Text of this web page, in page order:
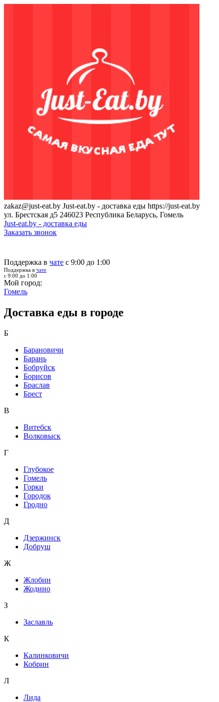
zakaz@just-eat.by Just-eat.by - доставка еды https://just-eat.by
ул. Брестская д5 246023 Республика Беларусь, Гомель
Just-eat.by - доставка еды
Заказать звонок
Поддержка в чате с 9:00 до 1:00
Поддержка в чате
с 9:00 до 1:00
Мой город:
Гомель
Доставка еды в городе
Б
Барановичи
Барань
Бобруйск
Борисов
Браслав
Брест
В
Витебск
Волковыск
Г
Глубокое
Гомель
Горки
Городок
Гродно
Д
Дзержинск
Добруш
Ж
Жлобин
Жодино
З
Заславль
К
Калинковичи
Кобрин
Л
Лида